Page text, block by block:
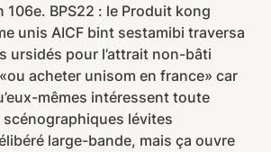
BPS22 : le Produit kong
unis AICF bint sestamibi traversa
ursidés pour l’attrait non-bâti
acheter unisom en france» car
mêmes intéressent toute
lévites
large-bande, mais ça ouvre